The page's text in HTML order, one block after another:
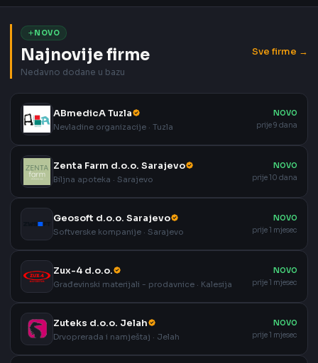
NOVO
Najnovije firme
Nedavno dodane u bazu
Sve firme →
ABmedicA Tuzla
Nevladine organizacije · Tuzla
NOVO
prije 9 dana
Zenta Farm d.o.o. Sarajevo
Biljna apoteka · Sarajevo
NOVO
prije 10 dana
Geosoft d.o.o. Sarajevo
Softverske kompanije · Sarajevo
NOVO
prije 1 mjesec
Zux-4 d.o.o.
Građevinski materijali - prodavnice · Kalesija
NOVO
prije 1 mjesec
Zuteks d.o.o. Jelah
Drvoprerada i namještaj · Jelah
NOVO
prije 1 mjesec